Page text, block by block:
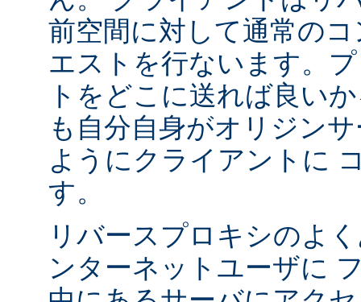
前空間に対して通常の
エストを行ないます。
トをどこに送れば良い
も自分自身がオリジン
ようにクライアントに
す。
リバースプロキシのよ
ンターネットユーザに